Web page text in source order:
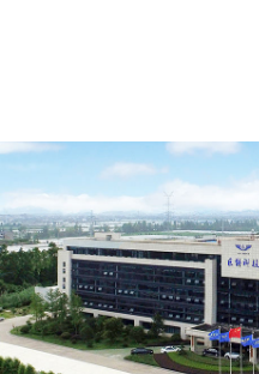
Rear tyre
Brakes front/rear
Start switch